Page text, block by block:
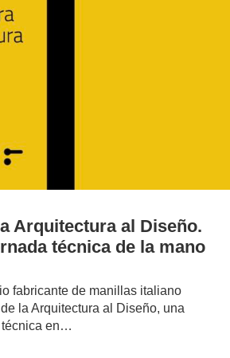
Arquitectura al Diseño.
técnica de la mano
fabricante de manillas italiano
la Arquitectura al Diseño, una
técnica en…